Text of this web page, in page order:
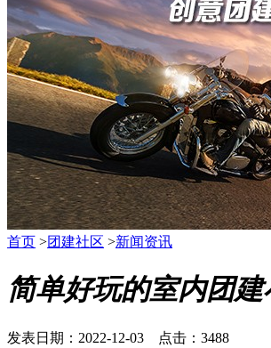
首页 >团建社区 >新闻资讯
简单好玩的室内团
发表日期：2022-12-03 点击：3488